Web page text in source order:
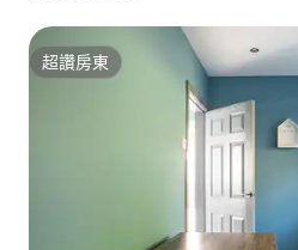
超讚房東
超讚房東